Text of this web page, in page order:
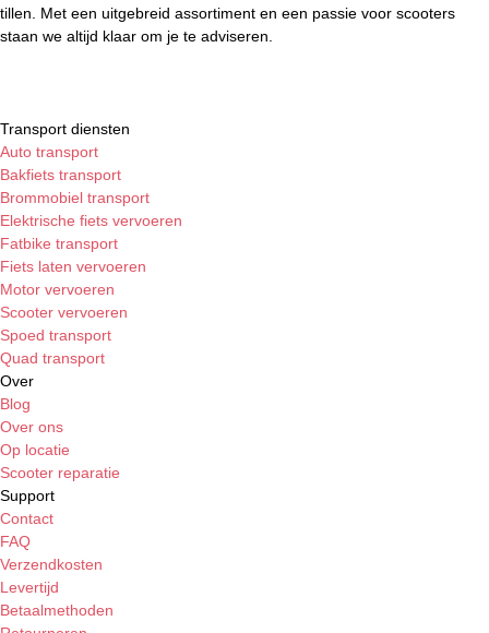
tillen. Met een uitgebreid assortiment en een passie voor scooters
staan we altijd klaar om je te adviseren.
Transport diensten
Auto transport
Bakfiets transport
Brommobiel transport
Elektrische fiets vervoeren
Fatbike transport
Fiets laten vervoeren
Motor vervoeren
Scooter vervoeren
Spoed transport
Quad transport
Over
Blog
Over ons
Op locatie
Scooter reparatie
Support
Contact
FAQ
Verzendkosten
Levertijd
Betaalmethoden